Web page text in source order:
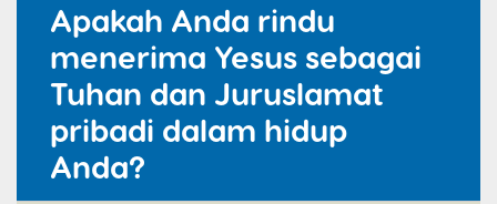
Apakah Anda rindu
menerima Yesus sebagai
Tuhan dan Juruslamat
pribadi dalam hidup
Anda?